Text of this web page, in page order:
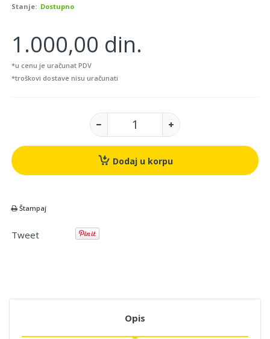
Stanje: Dostupno
1.000,00 din.
*u cenu je uračunat PDV
*troškovi dostave nisu uračunati
Dodaj u korpu
Štampaj
Tweet
Opis